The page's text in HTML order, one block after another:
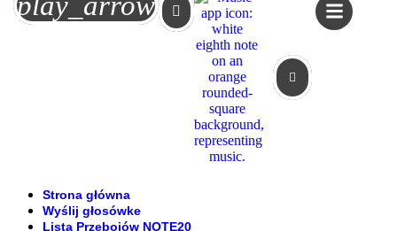
Strona główna
Wyślij głosówke
Lista Przebojów NOTE20